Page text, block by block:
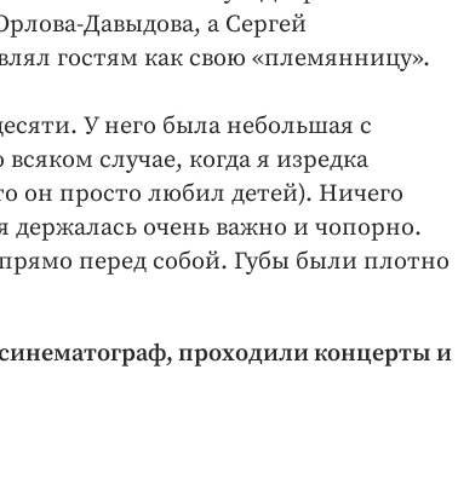
Давыдова, а Сергей
гостям как свою «племянницу».
У него была небольшая с
случае, когда я изредка
он просто любил детей). Ничего
очень важно и чопорно.
перед собой. Губы были плотно
проходили концерты и